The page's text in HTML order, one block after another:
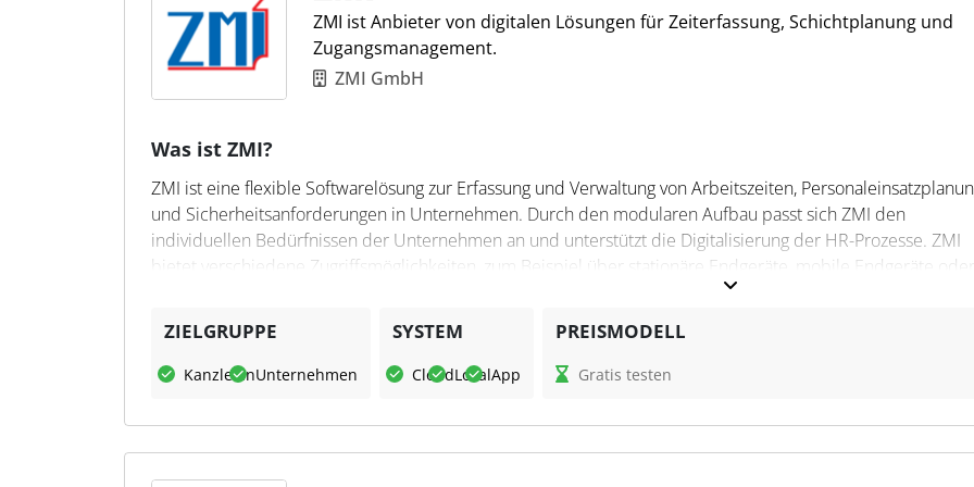
ZMI ist Anbieter von digitalen Lösungen für Zeiterfassung, Schichtplanung und
Zugangsmanagement.
ZMI GmbH
Was ist ZMI?
ZMI ist eine flexible Softwarelösung zur Erfassung und Verwaltung von Arbeitszeiten,
und Sicherheitsanforderungen in Unternehmen. Durch den modularen Aufbau passt sich ZMI den
individuellen Bedürfnissen der Unternehmen an und unterstützt die Digitalisierung der HR-Prozesse. ZMI
bietet verschiedene Zugriffsmöglichkeiten, zum Beispiel über stationäre Endgeräte, mobile Endgeräte oder
webbasiert, und gewährleistet eine sichere und DSGVO-konforme Datenverarbeitung.
Was kann ZMI?
ZMI erfasst Arbeitszeiten präzise, ermöglicht eine einfache Schicht- und Urlaubsplanung und erleichtert HR-
Steuerfachleute bietet ZMI eine effiziente Verwaltung von Zeiterfassungsdaten und eine gezielte
ZIELGRUPPE
KanzleienUnternehmen
SYSTEM
CloudLokalApp
PREISMODELL
Gratis testen